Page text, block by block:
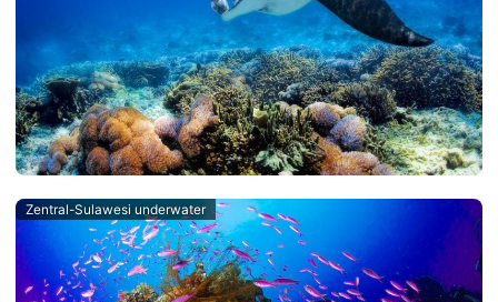
Zentral-Sulawesi underwater